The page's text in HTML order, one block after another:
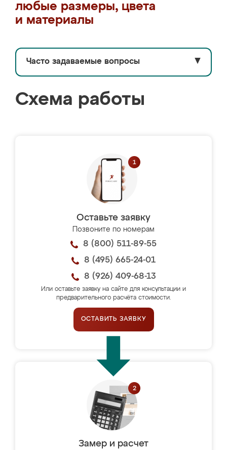
любые размеры, цвета
и материалы
Часто задаваемые вопросы ▼
Схема работы
Оставьте заявку
Позвоните по номерам
8 (800) 511-89-55
8 (495) 665-24-01
8 (926) 409-68-13
Или оставьте заявку на сайте для консультации и
предварительного расчёта стоимости.
ОСТАВИТЬ ЗАЯВКУ
Замер и расчет